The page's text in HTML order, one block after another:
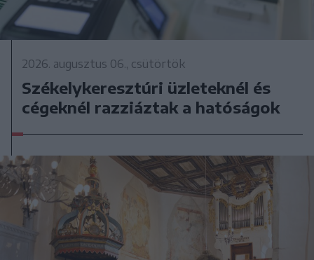
2026. augusztus 06., csütörtök
Székelykeresztúri üzleteknél és
cégeknél razziáztak a hatóságok